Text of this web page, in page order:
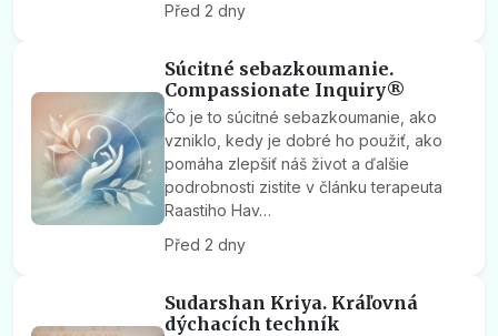
Před 2 dny
Súcitné sebazkoumanie.
Compassionate Inquiry®
Čo je to súcitné sebazkoumanie, ako
vzniklo, kedy je dobré ho použiť, ako
pomáha zlepšiť náš život a ďalšie
podrobnosti zistite v článku terapeuta
Raastiho Hav…
Před 2 dny
Sudarshan Kriya. Kráľovná
dýchacích techník